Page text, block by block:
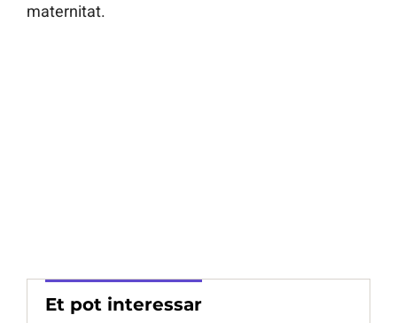
maternitat.
Et pot interessar